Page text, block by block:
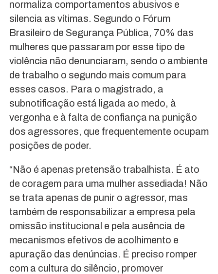
normaliza comportamentos abusivos e
silencia as vítimas. Segundo o Fórum
Brasileiro de Segurança Pública, 70% das
mulheres que passaram por esse tipo de
violência não denunciaram, sendo o ambiente
de trabalho o segundo mais comum para
esses casos. Para o magistrado, a
subnotificação está ligada ao medo, à
vergonha e à falta de confiança na punição
dos agressores, que frequentemente ocupam
posições de poder.
“Não é apenas pretensão trabalhista. É ato
de coragem para uma mulher assediada! Não
se trata apenas de punir o agressor, mas
também de responsabilizar a empresa pela
omissão institucional e pela ausência de
mecanismos efetivos de acolhimento e
apuração das denúncias. É preciso romper
com a cultura do silêncio, promover